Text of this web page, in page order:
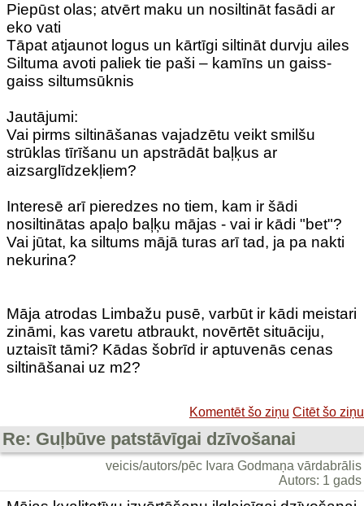
Piepūst olas; atvērt maku un nosiltināt fasādi ar
eko vati
Tāpat atjaunot logus un kārtīgi siltināt durvju ailes
Siltuma avoti paliek tie paši – kamīns un gaiss-
gaiss siltumsūknis
Jautājumi:
Vai pirms siltināšanas vajadzētu veikt smilšu
strūklas tīrīšanu un apstrādāt baļķus ar
aizsarglīdzekļiem?
Interesē arī pieredzes no tiem, kam ir šādi
nosiltinātas apaļo baļķu mājas - vai ir kādi "bet"?
Vai jūtat, ka siltums mājā turas arī tad, ja pa nakti
nekurina?
Māja atrodas Limbažu pusē, varbūt ir kādi meistari
zināmi, kas varetu atbraukt, novērtēt situāciju,
uztaisīt tāmi? Kādas šobrīd ir aptuvenās cenas
siltināšanai uz m2?
Komentēt šo ziņu Citēt šo ziņu
Re: Guļbūve patstāvīgai dzīvošanai
veicis/autors/pēc Ivara Godmaņa vārdabrālis
Autors: 1 gads